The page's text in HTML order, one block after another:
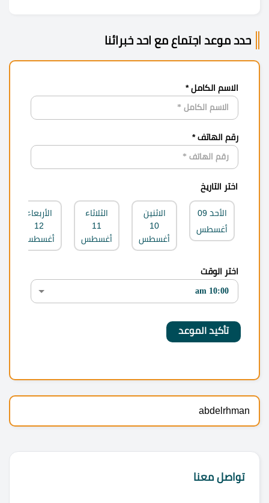
حدد موعد اجتماع مع احد خبرائنا
الاسم الكامل *
رقم الهاتف *
اختر التاريخ
الأحد 09
أغسطس
الاثنين
10
أغسطس
الثلاثاء
11
أغسطس
الأربعاء
12
أغسطس
اختر الوقت
abdelrhman
تواصل معنا